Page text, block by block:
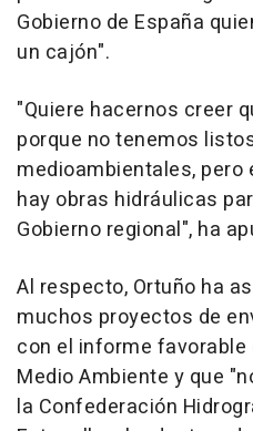
Gobierno de España
un cajón".
"Quiere hacernos creer
porque no tenemos
medioambientales, pero
hay obras hidráulicas
Gobierno regional", ha
Al respecto, Ortuño ha
muchos proyectos de
con el informe favorable
Medio Ambiente y que
la Confederación